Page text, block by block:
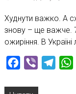
Худнути важко. А
знову – ще важче.
ожиріння. В Україні
Facebook
Viber